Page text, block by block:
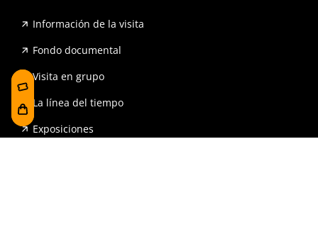
Información de la visita
Fondo documental
Visita en grupo
La línea del tiempo
Exposiciones